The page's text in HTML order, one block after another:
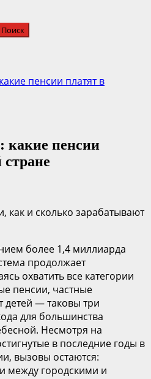
пенсии платят в
какие пенсии
стране
как и сколько зарабатывают
более 1,4 миллиарда
продолжает
охватить все категории
пенсии, частные
— таковы три
для большинства
Несмотря на
в последние годы в
вызовы остаются:
между городскими и